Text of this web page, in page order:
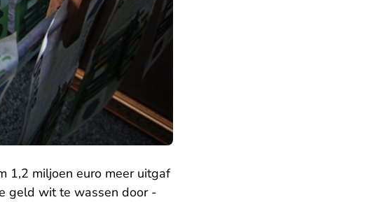
1,2 miljoen euro meer uitgaf
geld wit te wassen door -